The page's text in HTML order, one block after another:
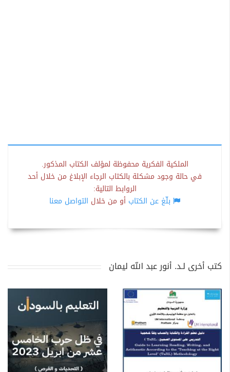
الملكية الفكرية محفوظة لمؤلف الكتاب المذكور.
في حالة وجود مشكلة بالكتاب الرجاء الإبلاغ من خلال أحد
الروابط التالية:
بلّغ عن الكتاب أو من خلال التواصل معنا
كتب أخرى لـد. أنور عبد الله ليمان